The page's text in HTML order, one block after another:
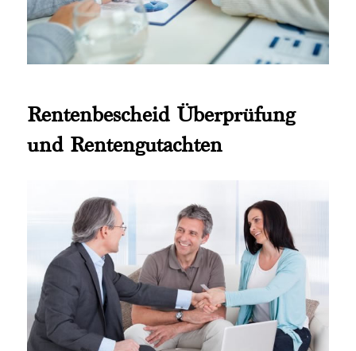
Rentenbescheid Überprüfung
und Rentengutachten